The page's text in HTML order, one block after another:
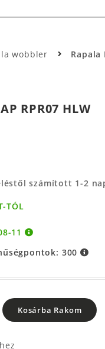
wobbler Rapala
RPR07 HLW
számított 1-2
TÓL
11
300
Kosárba Rakom